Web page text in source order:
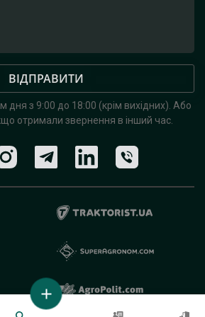
ВІДПРАВИТИ
дня з 9:00 до 18:00 (крім вихідних). Або
отримали звернення в інший час.